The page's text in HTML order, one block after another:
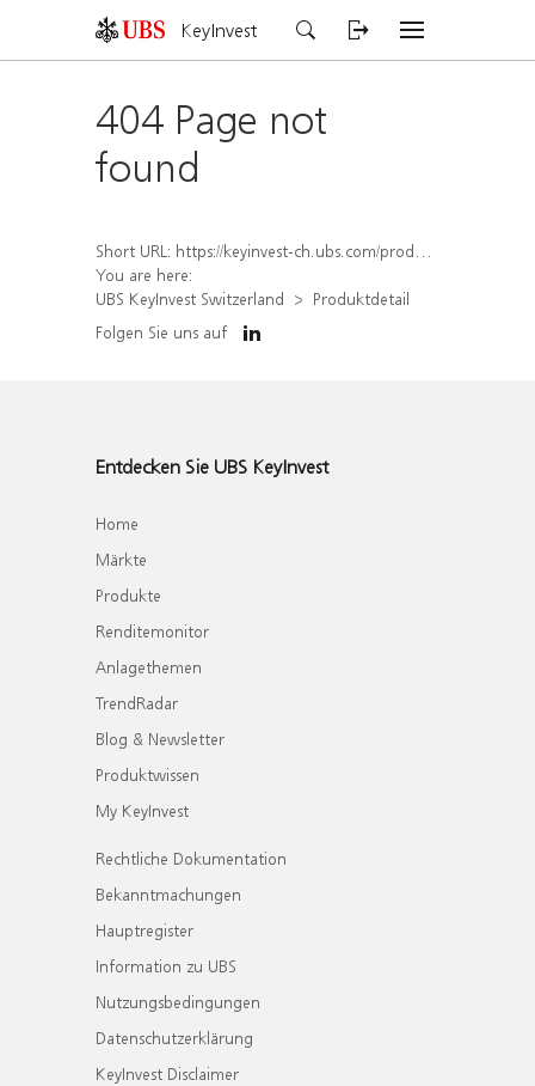
KeyInvest
404 Page not
found
Short URL: https://keyinvest-ch.ubs.com/produkt/detail/index/isin/CH1562157680
You are here:
UBS KeyInvest Switzerland
Produktdetail
Folgen Sie uns auf
Entdecken Sie UBS KeyInvest
Home
Märkte
Produkte
Renditemonitor
Anlagethemen
TrendRadar
Blog & Newsletter
Produktwissen
My KeyInvest
Rechtliche Dokumentation
Bekanntmachungen
Hauptregister
Information zu UBS
Nutzungsbedingungen
Datenschutzerklärung
KeyInvest Disclaimer